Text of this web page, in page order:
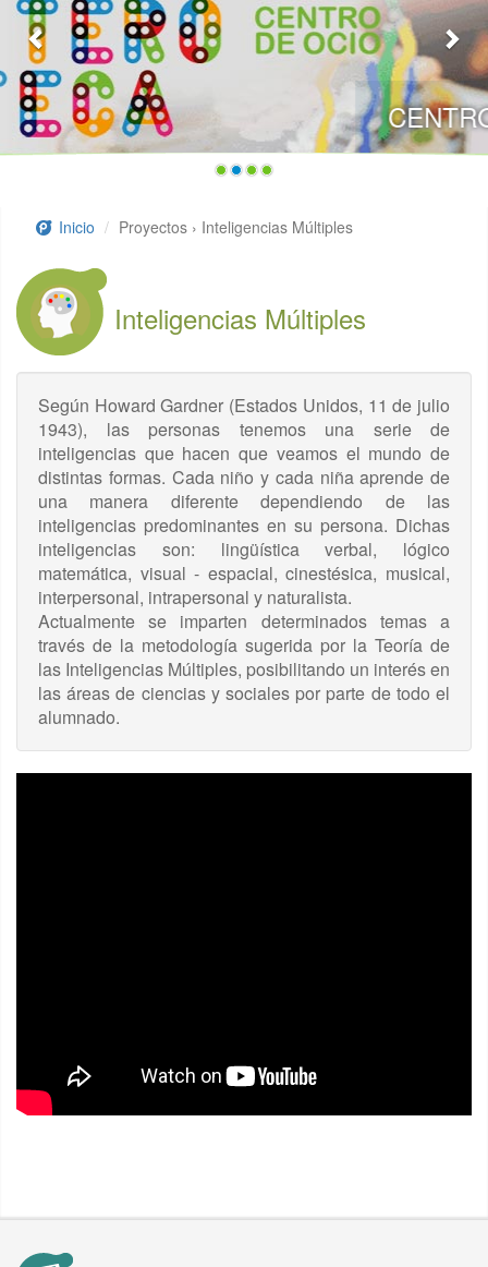
CENTRO DE OCIO PLATEROTECA
Inicio Proyectos › Inteligencias Múltiples
Inteligencias Múltiples
Según Howard Gardner (Estados Unidos, 11 de julio
1943), las personas tenemos una serie de
inteligencias que hacen que veamos el mundo de
distintas formas. Cada niño y cada niña aprende de
una manera diferente dependiendo de las
inteligencias predominantes en su persona. Dichas
inteligencias son: lingüística verbal, lógico
matemática, visual - espacial, cinestésica, musical,
interpersonal, intrapersonal y naturalista.
Actualmente se imparten determinados temas a
través de la metodología sugerida por la Teoría de
las Inteligencias Múltiples, posibilitando un interés en
las áreas de ciencias y sociales por parte de todo el
alumnado.